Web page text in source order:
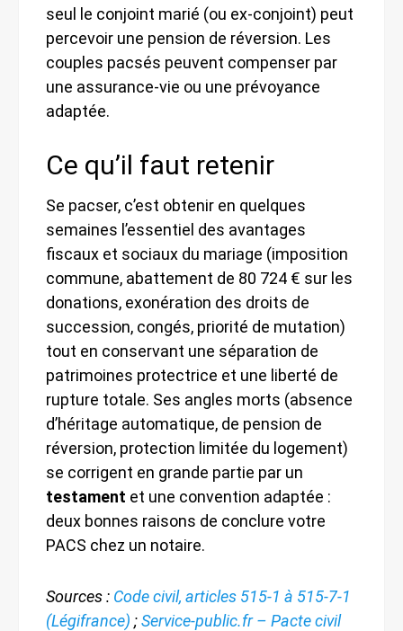
seul le conjoint marié (ou ex-conjoint) peut
percevoir une pension de réversion. Les
couples pacsés peuvent compenser par
une assurance-vie ou une prévoyance
adaptée.
Ce qu’il faut retenir
Se pacser, c’est obtenir en quelques
semaines l’essentiel des avantages
fiscaux et sociaux du mariage (imposition
commune, abattement de 80 724 € sur les
donations, exonération des droits de
succession, congés, priorité de mutation)
tout en conservant une séparation de
patrimoines protectrice et une liberté de
rupture totale. Ses angles morts (absence
d’héritage automatique, de pension de
réversion, protection limitée du logement)
se corrigent en grande partie par un
testament et une convention adaptée :
deux bonnes raisons de conclure votre
PACS chez un notaire.
Sources : Code civil, articles 515-1 à 515-7-1
(Légifrance) ;Service-public.fr – Pacte civil